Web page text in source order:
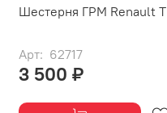
Шестерня ГРМ Renault T
Арт: 62717
3 500 ₽